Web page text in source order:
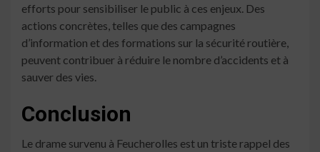
efforts pour sensibiliser le public à ces enjeux. Des
actions concrètes, telles que des campagnes
d’information et des formations sur la sécurité routière,
peuvent contribuer à réduire le nombre d’accidents et à
sauver des vies.
Conclusion
Le drame survenu à Feucherolles est un triste rappel des